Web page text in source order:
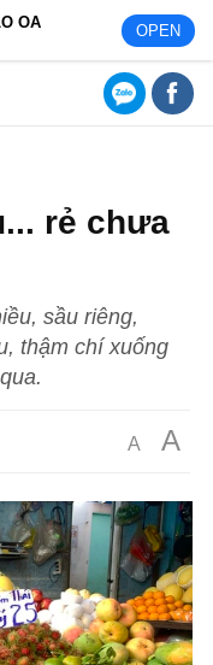
OA OPEN
rẻ chưa
sầu riêng,
thậm chí xuống
A A